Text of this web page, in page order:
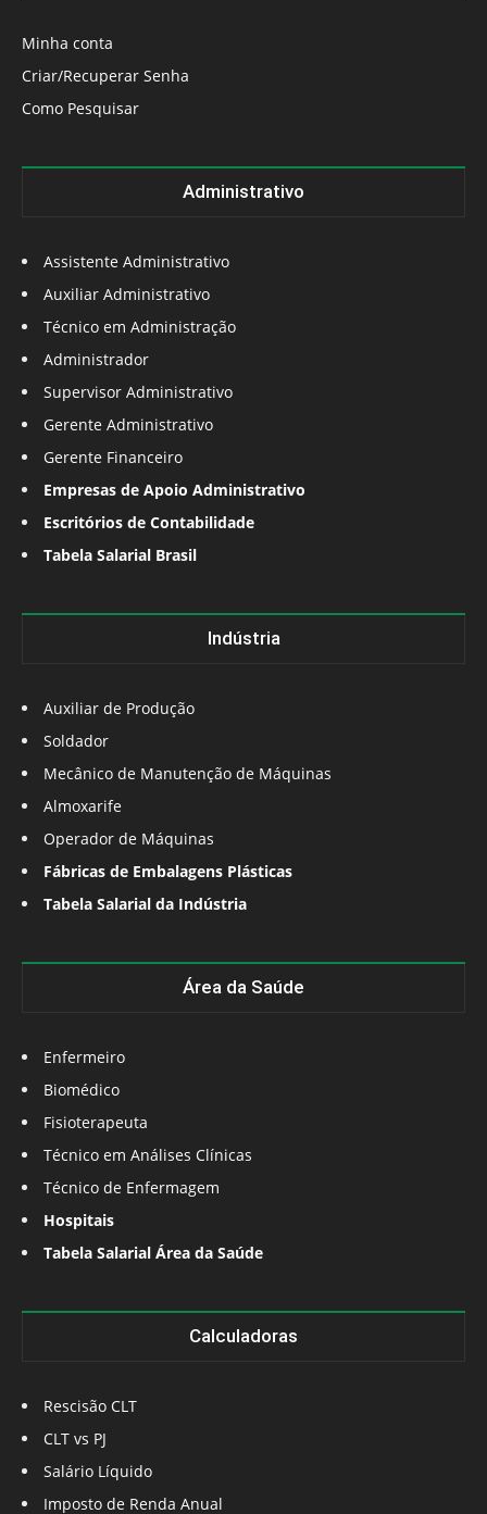
Minha conta
Criar/Recuperar Senha
Como Pesquisar
Administrativo
Assistente Administrativo
Auxiliar Administrativo
Técnico em Administração
Administrador
Supervisor Administrativo
Gerente Administrativo
Gerente Financeiro
Empresas de Apoio Administrativo
Escritórios de Contabilidade
Tabela Salarial Brasil
Indústria
Auxiliar de Produção
Soldador
Mecânico de Manutenção de Máquinas
Almoxarife
Operador de Máquinas
Fábricas de Embalagens Plásticas
Tabela Salarial da Indústria
Área da Saúde
Enfermeiro
Biomédico
Fisioterapeuta
Técnico em Análises Clínicas
Técnico de Enfermagem
Hospitais
Tabela Salarial Área da Saúde
Calculadoras
Rescisão CLT
CLT vs PJ
Salário Líquido
Imposto de Renda Anual